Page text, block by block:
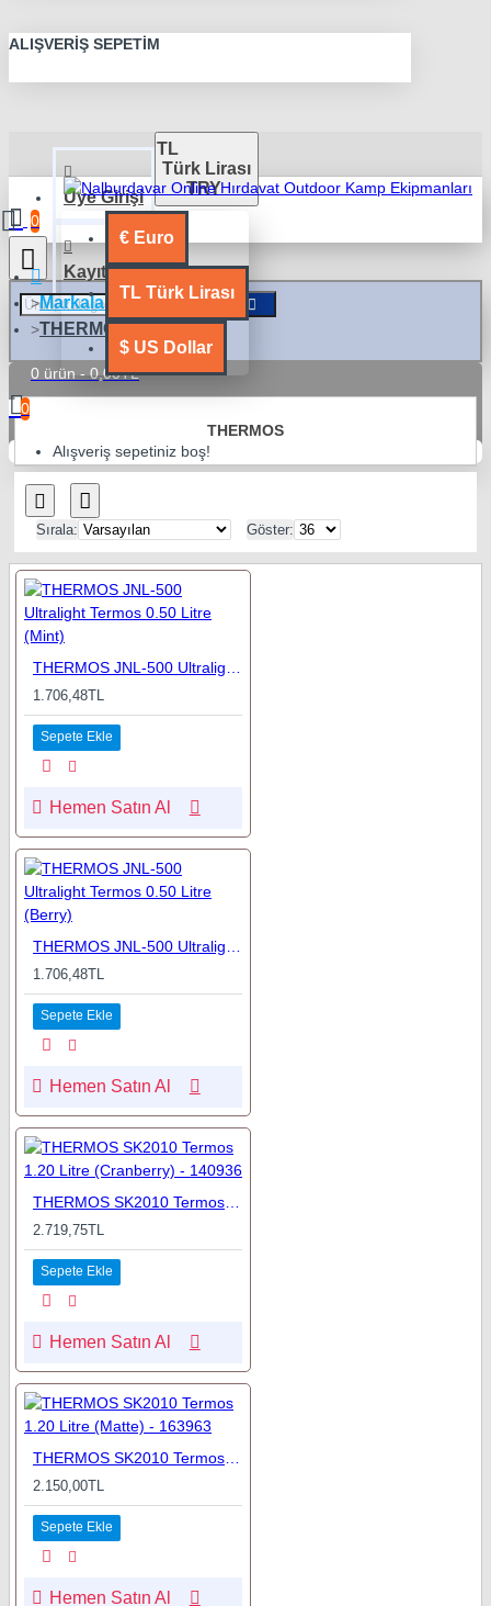
ALIŞVERIŞ SEPETIM
Üye Girişi
Kayıt Ol
TL
Türk Lirası
TRY
€ Euro
TL Türk Lirası
$ US Dollar
0
0 ürün - 0,00TL
0
Alışveriş sepetiniz boş!
Markalar
THERMOS
THERMOS
Sırala: Göster:
1.706,48TL
Sepete Ekle
Hemen Satın Al
1.706,48TL
Sepete Ekle
Hemen Satın Al
2.719,75TL
Sepete Ekle
Hemen Satın Al
2.150,00TL
Sepete Ekle
Hemen Satın Al